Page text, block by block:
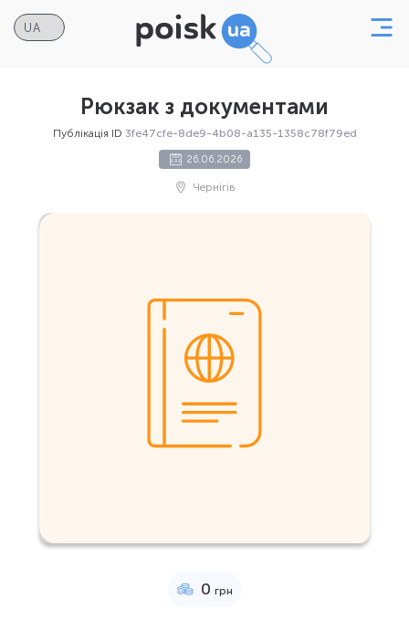
Рюкзак з документами
Публікація ID 3fe47cfe-8de9-4b08-a135-1358c78f79ed
26.06.2026
Чернігів
0 грн